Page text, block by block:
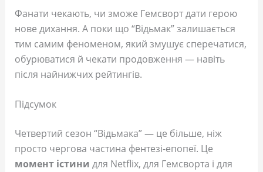
Фанати чекають, чи зможе Гемсворт дати герою
нове дихання. А поки що “Відьмак” залишається
тим самим феноменом, який змушує сперечатися,
обурюватися й чекати продовження — навіть
після найнижчих рейтингів.
Підсумок
Четвертий сезон “Відьмака” — це більше, ніж
просто чергова частина фентезі-епопеї. Це
момент істини для Netflix, для Гемсворта і для